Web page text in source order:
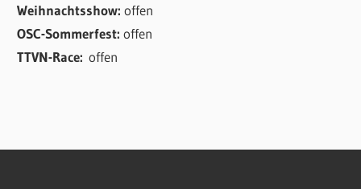
Weihnachtsshow:offen
OSC-Sommerfest:offen
TTVN-Race:offen